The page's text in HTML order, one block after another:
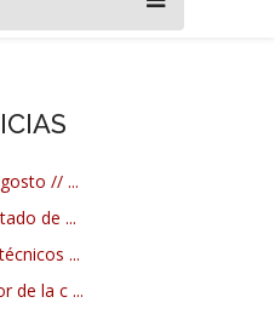
// ...
de ...
...
de la c ...